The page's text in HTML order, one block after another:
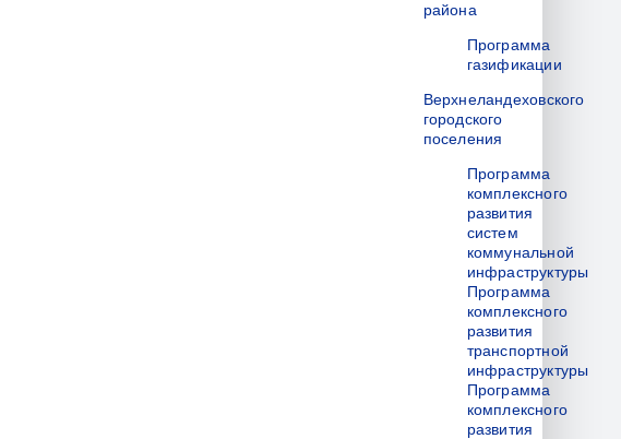
района
Программа
газификации
Верхнеландеховского
городского
поселения
Программа
комплексного
развития
систем
коммунальной
инфраструктуры
Программа
комплексного
развития
транспортной
инфраструктуры
Программа
комплексного
развития